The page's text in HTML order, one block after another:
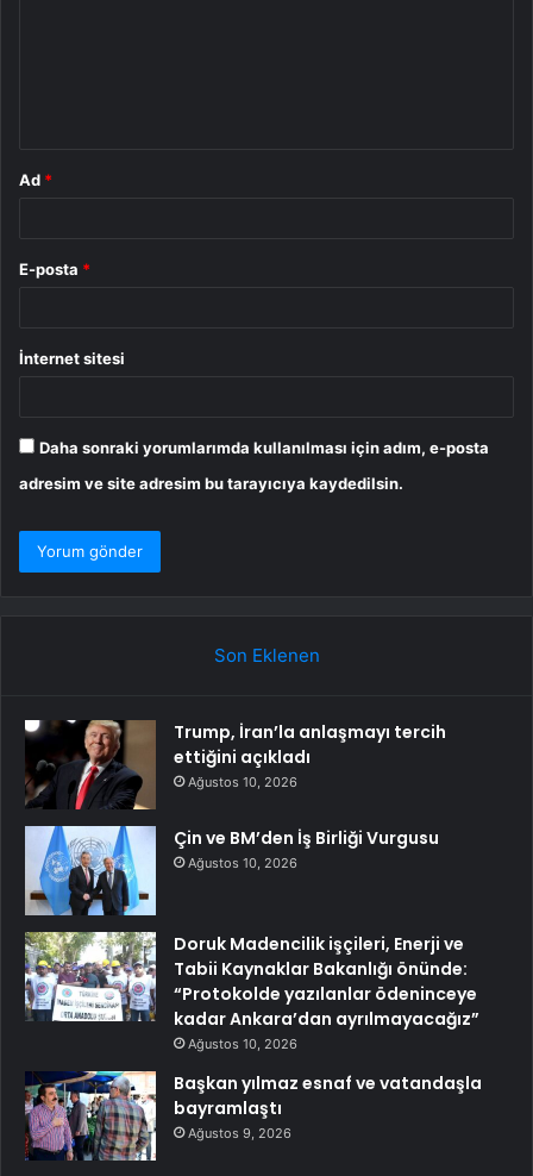
Ad *
E-posta *
İnternet sitesi
Daha sonraki yorumlarımda kullanılması için adım, e-posta
adresim ve site adresim bu tarayıcıya kaydedilsin.
Son Eklenen
Trump, İran’la anlaşmayı tercih
ettiğini açıkladı
Ağustos 10, 2026
Çin ve BM’den İş Birliği Vurgusu
Ağustos 10, 2026
Doruk Madencilik işçileri, Enerji ve
Tabii Kaynaklar Bakanlığı önünde:
“Protokolde yazılanlar ödeninceye
kadar Ankara’dan ayrılmayacağız”
Ağustos 10, 2026
Başkan yılmaz esnaf ve vatandaşla
bayramlaştı
Ağustos 9, 2026